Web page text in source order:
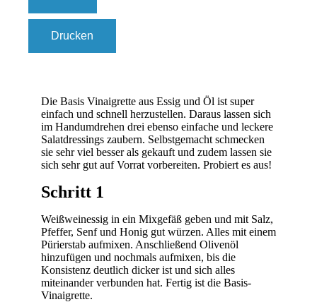
Drucken
Die Basis Vinaigrette aus Essig und Öl ist super
einfach und schnell herzustellen. Daraus lassen sich
im Handumdrehen drei ebenso einfache und leckere
Salatdressings zaubern. Selbstgemacht schmecken
sie sehr viel besser als gekauft und zudem lassen sie
sich sehr gut auf Vorrat vorbereiten. Probiert es aus!
Schritt 1
Weißweinessig in ein Mixgefäß geben und mit Salz,
Pfeffer, Senf und Honig gut würzen. Alles mit einem
Pürierstab aufmixen. Anschließend Olivenöl
hinzufügen und nochmals aufmixen, bis die
Konsistenz deutlich dicker ist und sich alles
miteinander verbunden hat. Fertig ist die Basis-
Vinaigrette.